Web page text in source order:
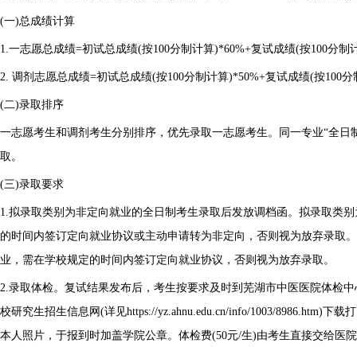
(一)总成绩计算
1.一志愿总成绩=初试总成绩(按100分制计算)*60%+复试成绩(按100分制
2. 调剂志愿总成绩=初试总成绩(按100分制计算)*50%+复试成绩(按100
(二)录取排序
一志愿考生和调剂考生分别排序，优先录取一志愿考生。同一专业“全日
取。
(三)录取要求
1.拟录取类别为非定向就业的全日制考生录取后发放调档函。拟录取类
的时间内签订定向就业协议或主动申请转为非定向，否则视为放弃录取
业，需在学校规定的时间内签订定向就业协议，否则视为放弃录取。
2.录取体检。复试结果发布后，考生按要求及时到芜湖市中医医院体检
校研究生招生信息网(详见https://yz.ahnu.edu.cn/info/1003/8986.htm)下
本人照片，于报到时加盖学院公章。体检费(50元/生)由考生直接交给医